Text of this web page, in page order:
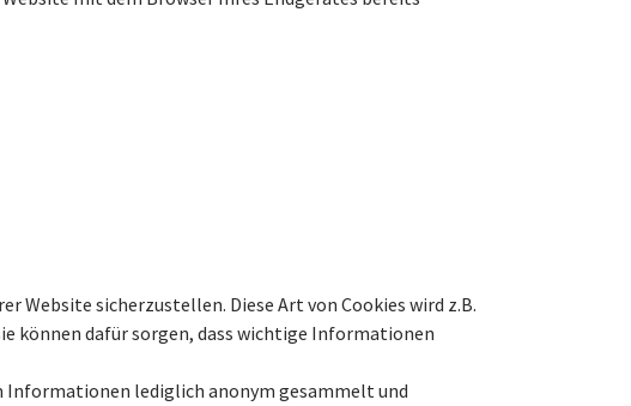
Website sicherzustellen. Diese Art von Cookies wird z.B.
können dafür sorgen, dass wichtige Informationen
Informationen lediglich anonym gesammelt und